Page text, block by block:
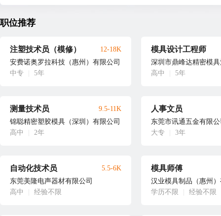
职位推荐
注塑技术员（模修）
安费诺奥罗拉科技（惠州）有限公司
中专
5年
12-18K 模具设计工程师
深圳市鼎峰达精密模
高中
5年
测量技术员
锦聪精密塑胶模具（深圳）有限公司
高中
2年
9.5-11K 人事文员
东莞市讯通五金有限
大专
3年
自动化技术员
东莞美隆电声器材有限公司
高中
经验不限
5.5-6K 模具师傅
汉业模具制品（惠州
学历不限
经验不限